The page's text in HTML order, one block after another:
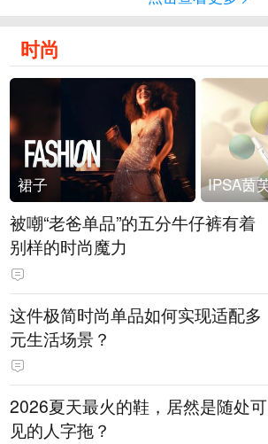
时尚
裙子
被嘲“老爸单品”的五分牛仔裤有着
别样的时尚魔力
这件极简时尚单品如何实现适配多
元生活场景？
2026夏天最火的鞋，居然是随处可
见的人字拖？